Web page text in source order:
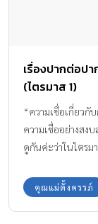
เรื่องปากต่อป
(ไตรมาส 1)
“ความเชื่อเกี่ยวกั
ความเชื่ออย่างสง
ดูกันค่ะว่าในไตรม
คุณแม่ตั้งครรภ์